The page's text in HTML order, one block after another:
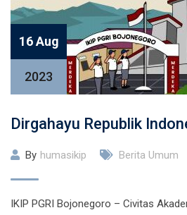
16 Aug
2023
Dirgahayu Republik
By humasikip Berita Umum
IKIP PGRI Bojonegoro – Civitas